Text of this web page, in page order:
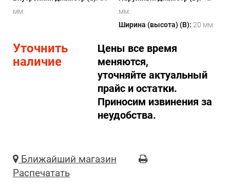
мм.
мм.
Ширина (высота) (B): 20 мм.
Уточнить
наличие
Цены все время
меняются,
уточняйте актуальный
прайс и остатки.
Приносим извинения за
неудобства.
Ближайший магазин
Распечатать